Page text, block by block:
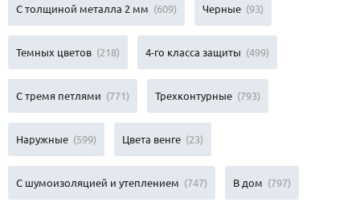
С толщиной металла 2 мм (609) Черные (93)
Темных цветов (218) 4-го класса защиты (499)
С тремя петлями (771) Трехконтурные (793)
Наружные (599) Цвета венге (23)
С шумоизоляцией и утеплением (747) В дом (797)